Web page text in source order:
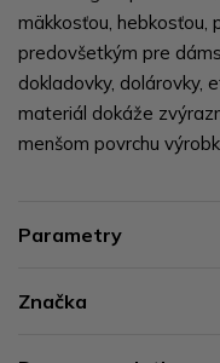
mäkkosťou, hebkosťou,
predovšetkým pre
dokladovky, dolárovky,
materiál dokáže
menšom povrchu
Parametry
Značka